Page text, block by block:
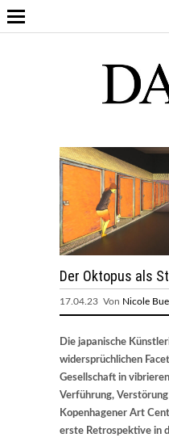
Der Oktopus als
17.04.23 Von Nicole
Die japanische
widersprüchlichen
Gesellschaft in
Verführung,
Kopenhagener Art
erste Retrospektive in